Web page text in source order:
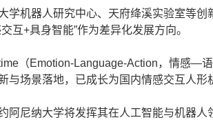
机器人研究中心、天府绛溪实验室等创
互+具身智能”作为差异化发展方向。
（Emotion-Language-Action，情感—
与场景落地，已成长为国内情感交互人形
尼纳大学将发挥其在人工智能与机器人